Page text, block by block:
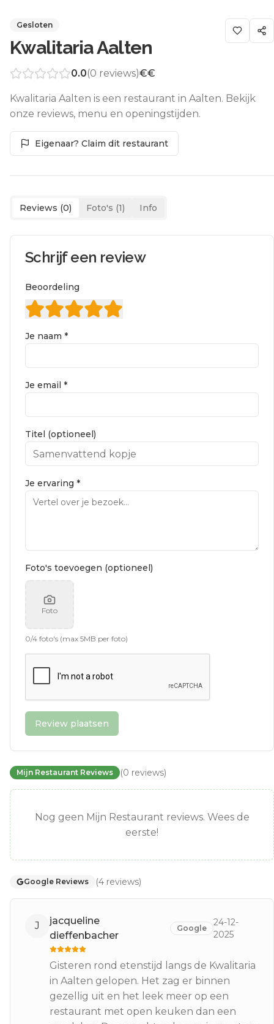
Gesloten
Kwalitaria Aalten
0.0(0 reviews)€€
Kwalitaria Aalten is een restaurant in Aalten. Bekijk
onze reviews, menu en openingstijden.
Eigenaar? Claim dit restaurant
Reviews (0) Foto's (1) Info
Schrijf een review
Beoordeling
Je naam *
Je email *
Titel (optioneel)
Je ervaring *
Foto's toevoegen (optioneel)
Foto
0/4 foto's (max 5MB per foto)
Review plaatsen
Mijn Restaurant Reviews (0 reviews)
Nog geen Mijn Restaurant reviews. Wees de
eerste!
Google Reviews (4 reviews)
J
jacqueline
dieffenbacher
Google
24-12-
2025
Gisteren rond etenstijd langs de Kwalitaria
in Aalten gelopen. Het zag er binnen
gezellig uit en het leek meer op een
restaurant met open keuken dan een